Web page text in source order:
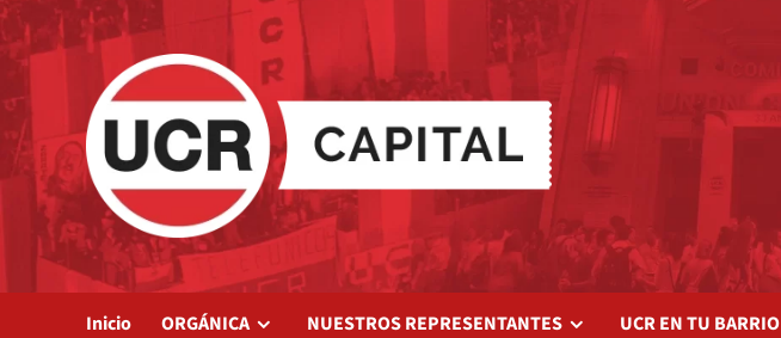
Saltar
al
contenido
Inicio ORGÁNICA NUESTROS REPRESENTANTES UCR EN TU BARRIO